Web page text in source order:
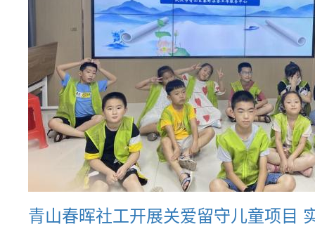
青山春晖社工开展关爱留守儿童项目